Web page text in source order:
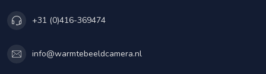
+31 (0)416-369474
info@warmtebeeldcamera.nl